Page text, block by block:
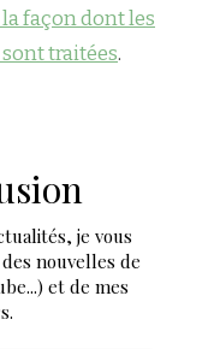
façon dont les
traitées.
je vous
nouvelles de
et de mes